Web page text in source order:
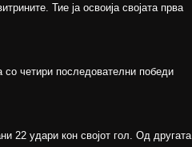
Тие ја освоија својата прва
со четири последователни победи
22 удари кон својот гол. Од другата